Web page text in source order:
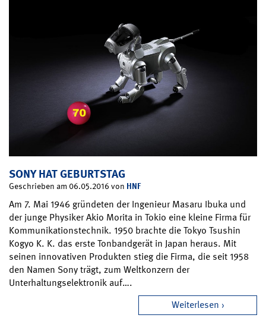
SONY HAT GEBURTSTAG
Geschrieben am 06.05.2016 von HNF
Am 7. Mai 1946 gründeten der Ingenieur Masaru Ibuka und
der junge Physiker Akio Morita in Tokio eine kleine Firma für
Kommunikationstechnik. 1950 brachte die Tokyo Tsushin
Kogyo K. K. das erste Tonbandgerät in Japan heraus. Mit
seinen innovativen Produkten stieg die Firma, die seit 1958
den Namen Sony trägt, zum Weltkonzern der
Unterhaltungselektronik auf….
Weiterlesen